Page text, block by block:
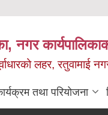
नगर
लहर, रतुवामाई
तथा परियोजना